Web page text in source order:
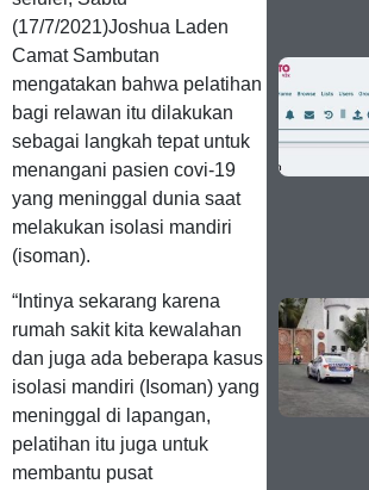
(17/7/2021)Joshua Laden
Camat Sambutan
mengatakan bahwa pelatihan
bagi relawan itu dilakukan
sebagai langkah tepat untuk
menangani pasien covi-19
yang meninggal dunia saat
melakukan isolasi mandiri
(isoman).
“Intinya sekarang karena
rumah sakit kita kewalahan
dan juga ada beberapa kasus
isolasi mandiri (Isoman) yang
meninggal di lapangan,
pelatihan itu juga untuk
membantu pusat